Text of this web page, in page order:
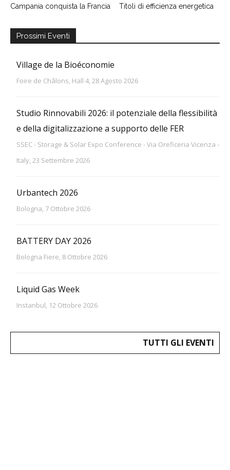
Campania conquista la Francia
Titoli di efficienza energetica
Prossimi Eventi
Village de la Bioéconomie
Foire de Châlons, Hall 4, 28 Agosto 2026
Studio Rinnovabili 2026: il potenziale della flessibilità
e della digitalizzazione a supporto delle FER
SSEC - Storage & Solar Expo Conference - Via Oreficeria Vicenza -
Italy, 23 Settembre 2026
Urbantech 2026
Bologna, 7 Ottobre 2026
BATTERY DAY 2026
Bologna Fiere, 8 Ottobre 2026
Liquid Gas Week
Instanbul, 12 Ottobre 2026
TUTTI GLI EVENTI